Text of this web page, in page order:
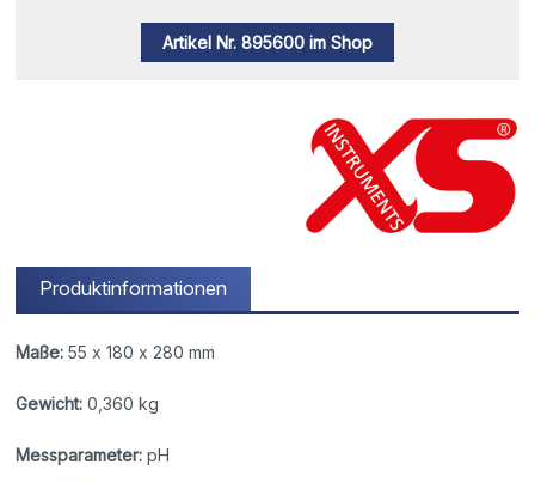
Artikel Nr. 895600 im Shop
Produktinformationen
Maße: 55 x 180 x 280 mm
Gewicht: 0,360 kg
Messparameter: pH